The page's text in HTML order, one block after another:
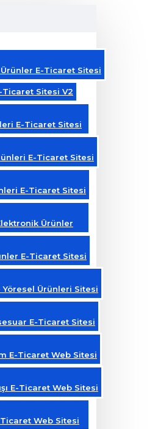
E-Ticaret Sitesi
Ticaret Sitesi V2
E-Ticaret Sitesi
E-Ticaret Sitesi
E-Ticaret Sitesi
Ürünler
E-Ticaret Sitesi
Ürünleri Sitesi
E-Ticaret Sitesi
E-Ticaret Web Sitesi
E-Ticaret Web Sitesi
Web Sitesi